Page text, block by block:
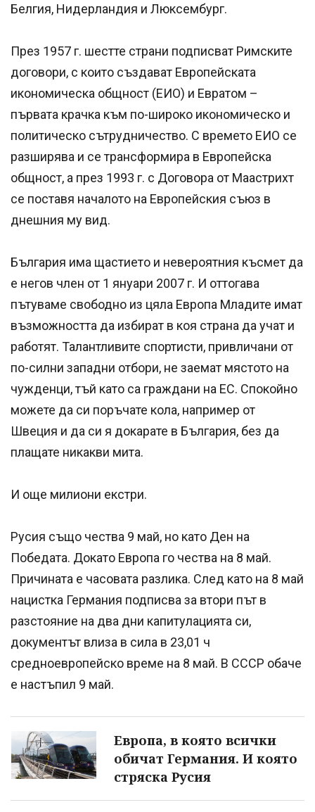
Белгия, Нидерландия и Люксембург.
През 1957 г. шестте страни подписват Римските
договори, с които създават Европейската
икономическа общност (ЕИО) и Евратом –
първата крачка към по-широко икономическо и
политическо сътрудничество. С времето ЕИО се
разширява и се трансформира в Европейска
общност, а през 1993 г. с Договора от Маастрихт
се поставя началото на Европейския съюз в
днешния му вид.
България има щастието и невероятния късмет да
е негов член от 1 януари 2007 г. И оттогава
пътуваме свободно из цяла Европа Младите имат
възможността да избират в коя страна да учат и
работят. Талантливите спортисти, привличани от
по-силни западни отбори, не заемат мястото на
чужденци, тъй като са граждани на ЕС. Спокойно
можете да си поръчате кола, например от
Швеция и да си я докарате в България, без да
плащате никакви мита.
И още милиони екстри.
Русия също чества 9 май, но като Ден на
Победата. Докато Европа го чества на 8 май.
Причината е часовата разлика. След като на 8 май
нацистка Германия подписва за втори път в
разстояние на два дни капитулацията си,
документът влиза в сила в 23,01 ч
средноевропейско време на 8 май. В СССР обаче
е настъпил 9 май.
Европа, в която всички
обичат Германия. И която
стряска Русия